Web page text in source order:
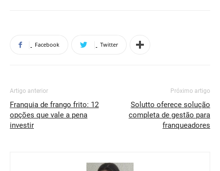
Facebook Twitter
Artigo anterior
Franquia de frango frito: 12
opções que vale a pena
investir
Próximo artigo
Solutto oferece solução
completa de gestão para
franqueadores